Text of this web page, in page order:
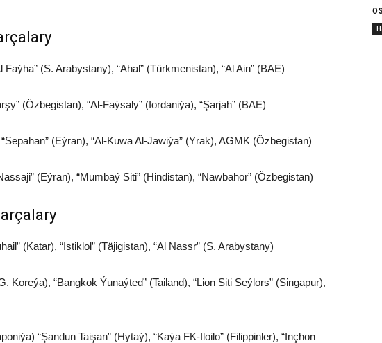
Faýha” (S. Arabystany), “Ahal” (Türkmenistan), “Al Ain” (BAE)
(Özbegistan), “Al-Faýsaly” (Iordaniýa), “Şarjah” (BAE)
(Eýran), “Al-Kuwa Al-Jawiýa” (Yrak), AGMK (Özbegistan)
(Eýran), “Mumbaý Siti” (Hindistan), “Nawbahor” (Özbegistan)
(Katar), “Istiklol” (Täjigistan), “Al Nassr” (S. Arabystany)
Koreýa), “Bangkok Ýunaýted” (Tailand), “Lion Siti Seýlors” (Singapur),
“Şandun Taişan” (Hytaý), “Kaýa FK-Iloilo” (Filippinler), “Inçhon